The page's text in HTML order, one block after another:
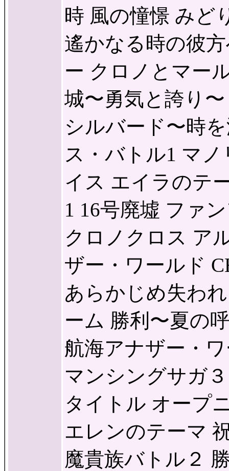
時 風の憧憬 みど
遙かなる時の彼
ー クロノとマー
城〜勇気と誇り
シルバード〜時
ス・バトル1 マ
イス エイラのテ
1 16号廃墟 ファ
クロノクロス ア
ザー・ワールド
あらかじめ失わ
ーム 勝利〜夏の
航海アナザー・ワ
マンシングサガ
タイトル オープ
エレンのテーマ
魔貴族バトル２